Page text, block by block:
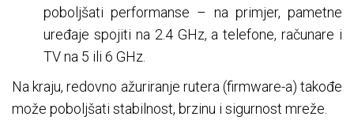
poboljšati performanse – na primjer, pametne
uređaje spojiti na 2.4 GHz, a telefone, računare i
TV na 5 ili 6 GHz.
Na kraju, redovno ažuriranje rutera (firmware-a) takođe
može poboljšati stabilnost, brzinu i sigurnost mreže.